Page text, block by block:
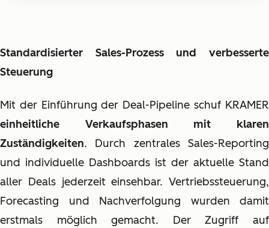
Standardisierter Sales-Prozess und verbesserte
Steuerung
Mit der Einführung der Deal-Pipeline schuf KRAMER
einheitliche Verkaufsphasen mit klaren
Zuständigkeiten. Durch zentrales Sales-Reporting
und individuelle Dashboards ist der aktuelle Stand
aller Deals jederzeit einsehbar. Vertriebssteuerung,
Forecasting und Nachverfolgung wurden damit
erstmals möglich gemacht. Der Zugriff auf